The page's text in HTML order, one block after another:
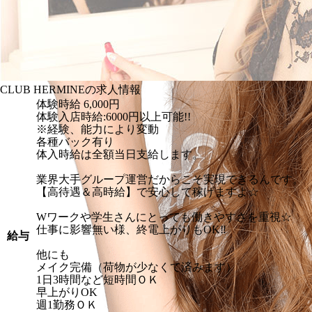
CLUB HERMINEの求人情報
給与
体験時給 6,000円
体験入店時給:6000円以上可能!!
※経験、能力により変動
各種バック有り
体入時給は全額当日支給します。
業界大手グループ運営だからこそ実現できるんです。
【高待遇＆高時給】で安心して稼げますよ☆
Wワークや学生さんにとっても働きやすさを重視☆
仕事に影響無い様、終電上がりもOK‼
他にも
メイク完備（荷物が少なくて済みます）
1日3時間など短時間ＯＫ
早上がりOK
週1勤務ＯＫ